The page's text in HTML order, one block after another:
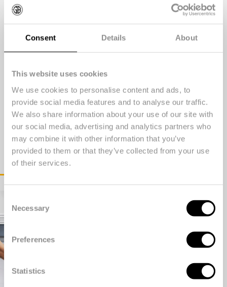
Consent Details About
This website uses cookies
We use cookies to personalise content and ads, to
provide social media features and to analyse our traffic.
We also share information about your use of our site with
our social media, advertising and analytics partners who
may combine it with other information that you’ve
provided to them or that they’ve collected from your use
of their services.
Selection
Necessary
Preferences
Statistics
Maandelijks zet The
inspiratie te delen, willen we
duurzame ontwikkelingen
stimuleren en hopen we een
bijdrage te leveren aan de
vergroening van het
bedrijfsleven. Deze keer lichten
we graag Drukkerij De Bij…